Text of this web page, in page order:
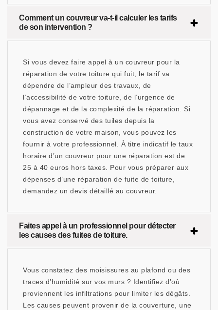
Comment un couvreur va-t-il calculer les tarifs
de son intervention ?
Si vous devez faire appel à un couvreur pour la
réparation de votre toiture qui fuit, le tarif va
dépendre de l’ampleur des travaux, de
l’accessibilité de votre toiture, de l’urgence de
dépannage et de la complexité de la réparation. Si
vous avez conservé des tuiles depuis la
construction de votre maison, vous pouvez les
fournir à votre professionnel. À titre indicatif le taux
horaire d’un couvreur pour une réparation est de
25 à 40 euros hors taxes. Pour vous préparer aux
dépenses d’une réparation de fuite de toiture,
demandez un devis détaillé au couvreur.
Faites appel à un professionnel pour détecter
les causes des fuites de toiture.
Vous constatez des moisissures au plafond ou des
traces d’humidité sur vos murs ? Identifiez d’où
proviennent les infiltrations pour limiter les dégâts.
Les causes peuvent provenir de la couverture, une